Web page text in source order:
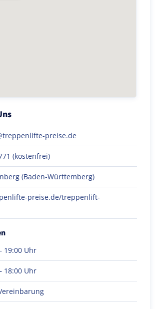
preise.de
(kostenfrei)
(Baden-Württemberg)
preise.de/treppenlift-
19:00 Uhr
18:00 Uhr